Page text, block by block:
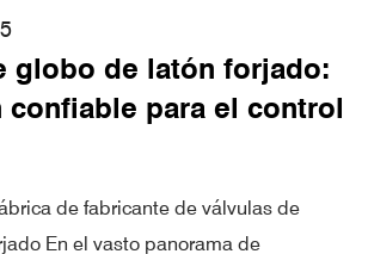
globo de latón forjado:
confiable para el control
de fabricante de válvulas de
En el vasto panorama de